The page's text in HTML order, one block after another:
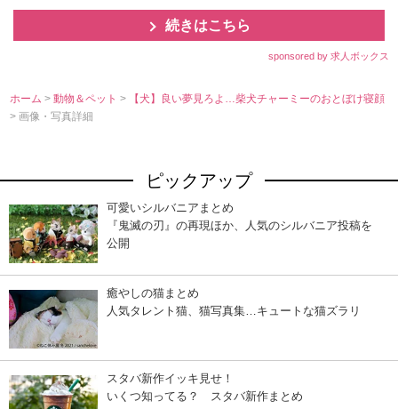
続きはこちら
sponsored by 求人ボックス
ホーム >動物＆ペット>
【犬】良い夢見ろよ…柴犬チャーミーのおとぼけ寝顔
> 画像・写真詳細
ピックアップ
可愛いシルバニアまとめ
『鬼滅の刃』の再現ほか、人気のシルバニア投稿を
公開
癒やしの猫まとめ
人気タレント猫、猫写真集…キュートな猫ズラリ
スタバ新作イッキ見せ！
いくつ知ってる？ スタバ新作まとめ